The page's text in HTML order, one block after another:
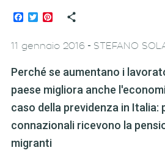
Facebook
TwitterPinterest
11 gennaio 2016- STEFANO
Perché se aumentano i
paese migliora anche
caso della previdenza in Italia:
connazionali ricevono la
migranti